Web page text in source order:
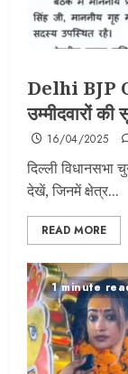
Delhi BJP
उम्मीदवारों
16/04/2025
दिल्ली विधानसभा
देखें, जिनमें क्षेत्र...
READ MORE
1 minute